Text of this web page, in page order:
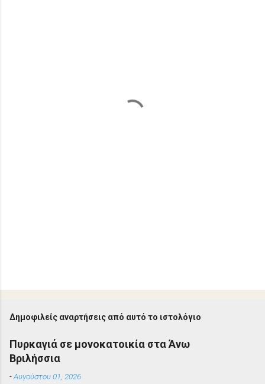
Δημοφιλείς αναρτήσεις από αυτό το ιστολόγιο
Πυρκαγιά σε μονοκατοικία στα Άνω
Βριλήσσια
-Αυγούστου 01, 2026